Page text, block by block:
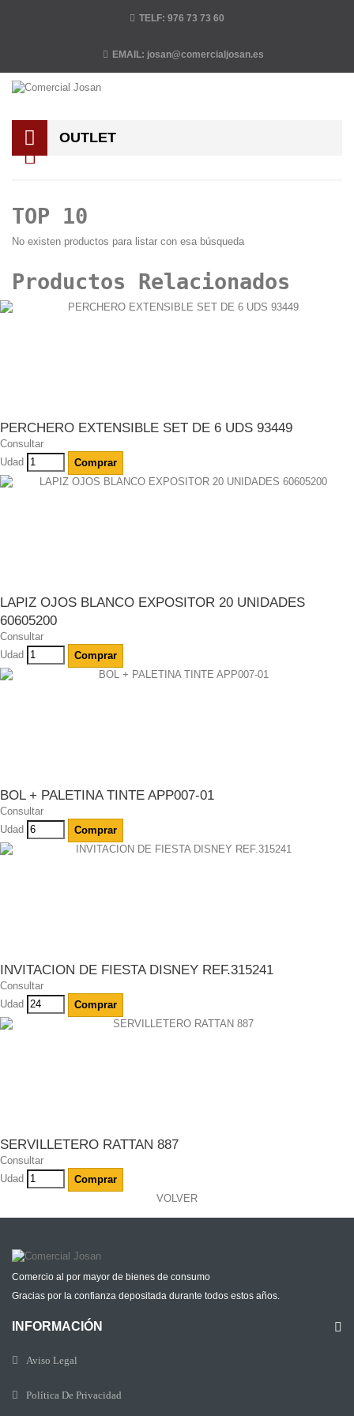
TELF: 976 73 73 60
EMAIL: josan@comercialjosan.es
OUTLET
TOP 10
No existen productos para listar con esa búsqueda
Productos Relacionados
PERCHERO EXTENSIBLE SET DE 6 UDS 93449
Consultar
Udad
Comprar
LAPIZ OJOS BLANCO EXPOSITOR 20 UNIDADES
60605200
Consultar
Udad
Comprar
BOL + PALETINA TINTE APP007-01
Consultar
Udad
Comprar
INVITACION DE FIESTA DISNEY REF.315241
Consultar
Udad
Comprar
SERVILLETERO RATTAN 887
Consultar
Udad
Comprar
VOLVER
Comercio al por mayor de bienes de consumo
Gracias por la confianza depositada durante todos estos años.
INFORMACIÓN
Aviso Legal
Política De Privacidad